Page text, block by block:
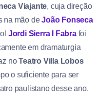
Viajante, cuja direção
na mão deJoão Fonseca
Jordi Sierra I Fabrafoi
em dramaturgia
noTeatro Villa Lobos
o suficiente para ser
paulistano desse ano.